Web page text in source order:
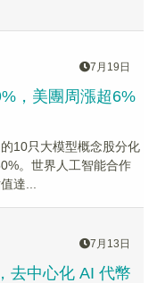
7月19日
，美團周漲超6%
10只大模型概念股分化
。世界人工智能合作
達...
7月13日
去中心化 AI 代幣